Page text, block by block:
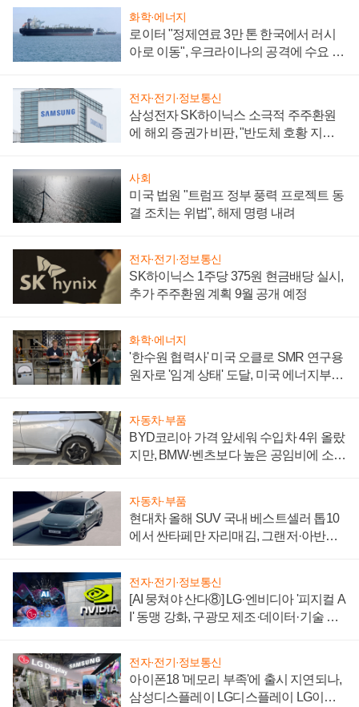
화학·에너지
로이터 "정제연료 3만 톤 한국에서 러시
아로 이동", 우크라이나의 공격에 수요 늘
전자·전기·정보통신
삼성전자 SK하이닉스 소극적 주주환원
에 해외 증권가 비판, "반도체 호황 지속
사회
미국 법원 "트럼프 정부 풍력 프로젝트 동
결 조치는 위법", 해제 명령 내려
전자·전기·정보통신
SK하이닉스 1주당 375원 현금배당 실시,
추가 주주환원 계획 9월 공개 예정
화학·에너지
'한수원 협력사' 미국 오클로 SMR 연구용
원자로 '임계 상태' 도달, 미국 에너지부
자동차·부품
BYD코리아 가격 앞세워 수입차 4위 올랐
지만, BMW·벤츠보다 높은 공임비에 소비
자동차·부품
현대차 올해 SUV 국내 베스트셀러 톱10
에서 싼타페만 자리매김, 그랜저·아반떼
전자·전기·정보통신
[AI 뭉쳐야 산다⑧] LG·엔비디아 '피지컬 A
I' 동맹 강화, 구광모 제조·데이터·기술 결
전자·전기·정보통신
아이폰18 '메모리 부족'에 출시 지연되나,
삼성디스플레이 LG디스플레이 LG이노